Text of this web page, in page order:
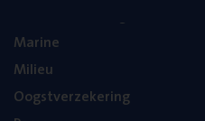
Mari­ne
Mili­eu
Oogst­ver­ze­ke­ring